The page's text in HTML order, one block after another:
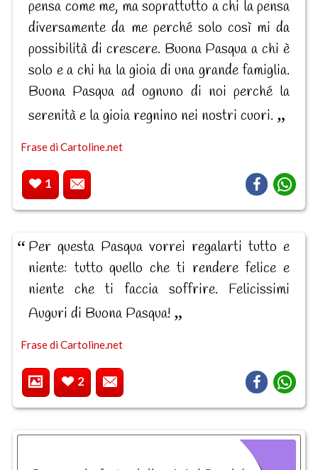
pensa come me, ma soprattutto a chi la pensa
diversamente da me perché solo così mi da
possibilità di crescere. Buona Pasqua a chi è
solo e a chi ha la gioia di una grande famiglia.
Buona Pasqua ad ognuno di noi perché la
serenità e la gioia regnino nei nostri cuori.
Frase di Cartoline.net
1
Per questa Pasqua vorrei regalarti tutto e
niente: tutto quello che ti rendere felice e
niente che ti faccia soffrire. Felicissimi
Auguri di Buona Pasqua!
Frase di Cartoline.net
2